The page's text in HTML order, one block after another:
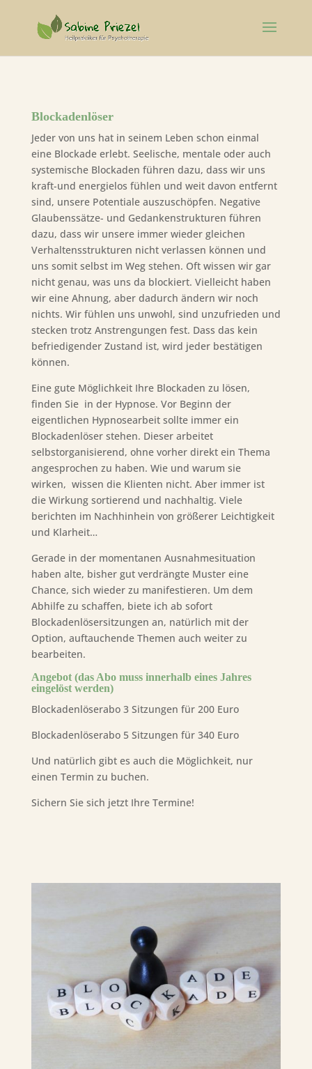
Blockadenlöser
Jeder von uns hat in seinem Leben schon einmal
eine Blockade erlebt. Seelische, mentale oder auch
systemische Blockaden führen dazu, dass wir uns
kraft-und energielos fühlen und weit davon entfernt
sind, unsere Potentiale auszuschöpfen. Negative
Glaubenssätze- und Gedankenstrukturen führen
dazu, dass wir unsere immer wieder gleichen
Verhaltensstrukturen nicht verlassen können und
uns somit selbst im Weg stehen. Oft wissen wir gar
nicht genau, was uns da blockiert. Vielleicht haben
wir eine Ahnung, aber dadurch ändern wir noch
nichts. Wir fühlen uns unwohl, sind unzufrieden und
stecken trotz Anstrengungen fest. Dass das kein
befriedigender Zustand ist, wird jeder bestätigen
können.
Eine gute Möglichkeit Ihre Blockaden zu lösen,
finden Sie in der Hypnose. Vor Beginn der
eigentlichen Hypnosearbeit sollte immer ein
Blockadenlöser stehen. Dieser arbeitet
selbstorganisierend, ohne vorher direkt ein Thema
angesprochen zu haben. Wie und warum sie
wirken, wissen die Klienten nicht. Aber immer ist
die Wirkung sortierend und nachhaltig. Viele
berichten im Nachhinhein von größerer Leichtigkeit
und Klarheit…
Gerade in der momentanen Ausnahmesituation
haben alte, bisher gut verdrängte Muster eine
Chance, sich wieder zu manifestieren. Um dem
Abhilfe zu schaffen, biete ich ab sofort
Blockadenlösersitzungen an, natürlich mit der
Option, auftauchende Themen auch weiter zu
bearbeiten.
Angebot (das Abo muss innerhalb eines Jahres
eingelöst werden)
Blockadenlöserabo 3 Sitzungen für 200 Euro
Blockadenlöserabo 5 Sitzungen für 340 Euro
Und natürlich gibt es auch die Möglichkeit, nur
einen Termin zu buchen.
Sichern Sie sich jetzt Ihre Termine!